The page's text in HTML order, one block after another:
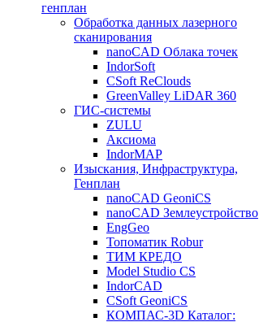
генплан
Обработка данных лазерного
сканирования
nanoCAD Облака точек
IndorSoft
CSoft ReClouds
GreenValley LiDAR 360
ГИС-системы
ZULU
Аксиома
IndorMAP
Изыскания, Инфраструктура,
Генплан
nanoCAD GeoniCS
nanoCAD Землеустройство
EngGeo
Топоматик Robur
ТИМ КРЕДО
Model Studio CS
IndorCAD
CSoft GeoniCS
КОМПАС-3D Каталог: